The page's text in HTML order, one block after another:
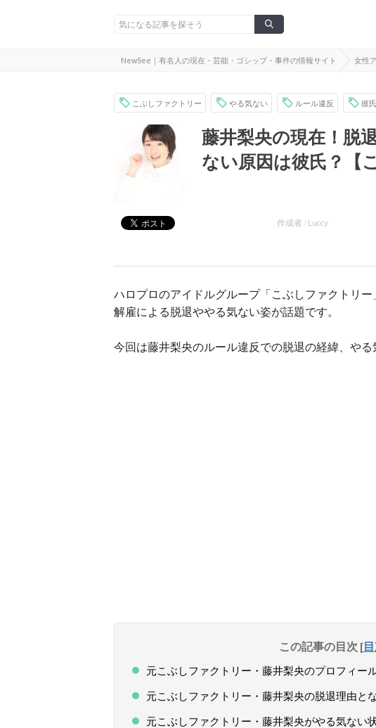
NewSee｜有名人の現在・芸能・ゴシップ・事件の情報サイト 女性
こぶしファクトリー やる気ない ルール違反 彼氏
藤井梨央の現在！脱
ない原因は彼氏？【
作成者 / Luccy
ハロプロのアイドルグループ「こぶしファクトリ
解雇による脱退ややる気ない姿が話題です。
今回は藤井梨央のルール違反での脱退の経緯、や
この記事の目次 [
元こぶしファクトリー・藤井梨央のプロフィー
元こぶしファクトリー・藤井梨央の脱退理由と
元こぶしファクトリー・藤井梨央がやる気ない